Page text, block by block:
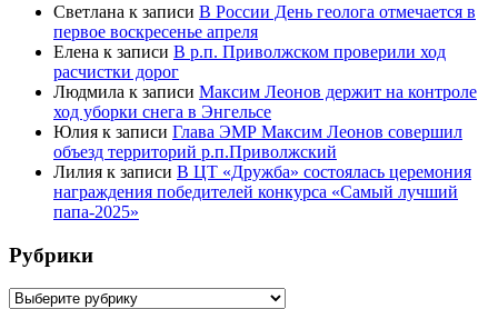
Светлана к записи В России День геолога отмечается в
первое воскресенье апреля
Елена к записи В р.п. Приволжском проверили ход
расчистки дорог
Людмила к записи Максим Леонов держит на контроле
ход уборки снега в Энгельсе
Юлия к записи Глава ЭМР Максим Леонов совершил
объезд территорий р.п.Приволжский
Лилия к записи В ЦТ «Дружба» состоялась церемония
награждения победителей конкурса «Самый лучший
папа-2025»
Рубрики
Рубрики